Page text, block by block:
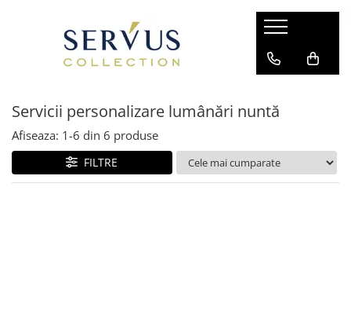
Servicii personalizare lumânări nuntă
Afiseaza: 1-6 din 6 produse
FILTRE